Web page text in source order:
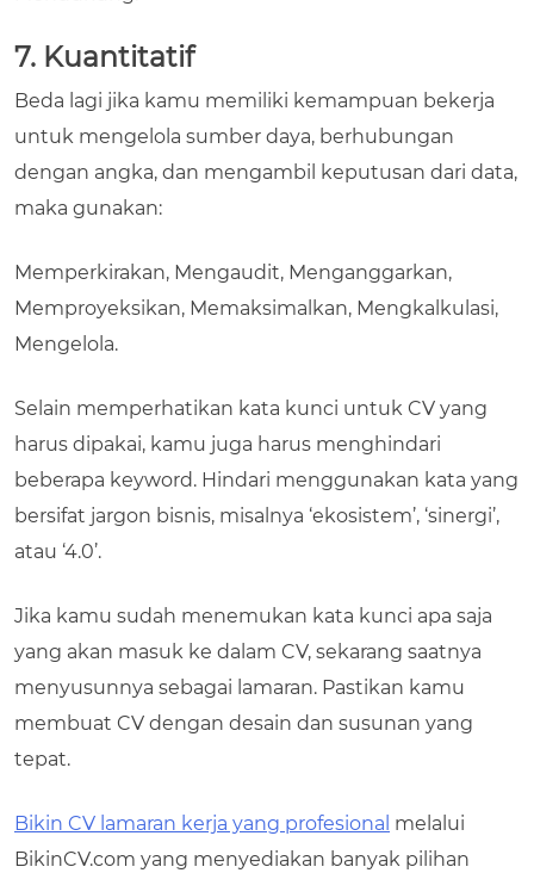
7. Kuantitatif
Beda lagi jika kamu memiliki kemampuan bekerja
untuk mengelola sumber daya, berhubungan
dengan angka, dan mengambil keputusan dari data,
maka gunakan:
Memperkirakan, Mengaudit, Menganggarkan,
Memproyeksikan, Memaksimalkan, Mengkalkulasi,
Mengelola.
Selain memperhatikan kata kunci untuk CV yang
harus dipakai, kamu juga harus menghindari
beberapa keyword. Hindari menggunakan kata yang
bersifat jargon bisnis, misalnya ‘ekosistem’, ‘sinergi’,
atau ‘4.0’.
Jika kamu sudah menemukan kata kunci apa saja
yang akan masuk ke dalam CV, sekarang saatnya
menyusunnya sebagai lamaran. Pastikan kamu
membuat CV dengan desain dan susunan yang
tepat.
Bikin CV lamaran kerja yang profesional melalui
BikinCV.com yang menyediakan banyak pilihan